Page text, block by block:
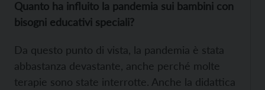
Quanto ha influito la pandemia sui bambini con
bisogni educativi speciali?
Da questo punto di vista, la pandemia è stata
abbastanza devastante, anche perché molte
terapie sono state interrotte. Anche la didattica